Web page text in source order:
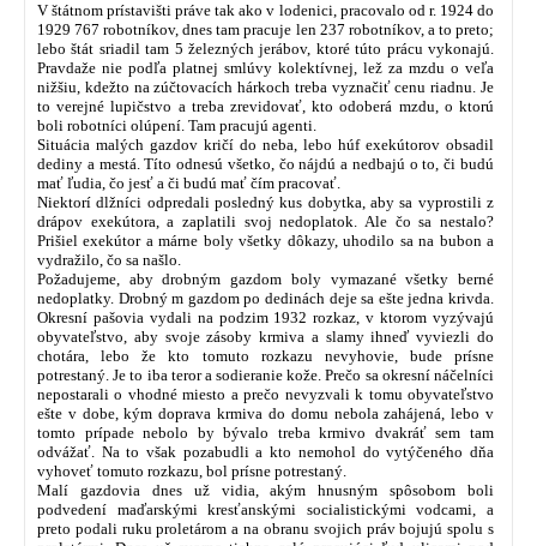
V štátnom prístavišti práve tak ako v lodenici, pracovalo od r. 1924 do
1929 767 robotníkov, dnes tam pracuje len 237 robotníkov, a to preto;
lebo štát sriadil tam 5 železných jerábov, ktoré túto prácu vykonajú.
Pravdaže nie podľa platnej smlúvy kolektívnej, lež za mzdu o veľa
nižšiu, kdežto na zúčtovacích hárkoch treba vyznačiť cenu riadnu. Je
to verejné lupičstvo a treba zrevidovať, kto odoberá mzdu, o ktorú
boli robotníci olúpení. Tam pracujú agenti.
Situácia malých gazdov kričí do neba, lebo húf exekútorov obsadil
dediny a mestá. Títo odnesú všetko, čo nájdú a nedbajú o to, či budú
mať ľudia, čo jesť a či budú mať čím pracovať.
Niektorí dlžníci odpredali posledný kus dobytka, aby sa vyprostili z
drápov exekútora, a zaplatili svoj nedoplatok. Ale čo sa nestalo?
Prišiel exekútor a márne boly všetky dôkazy, uhodilo sa na bubon a
vydražilo, čo sa našlo.
Požadujeme, aby drobným gazdom boly vymazané všetky berné
nedoplatky. Drobný m gazdom po dedinách deje sa ešte jedna krivda.
Okresní pašovia vydali na podzim 1932 rozkaz, v ktorom vyzývajú
obyvateľstvo, aby svoje zásoby krmiva a slamy ihneď vyviezli do
chotára, lebo že kto tomuto rozkazu nevyhovie, bude prísne
potrestaný. Je to iba teror a sodieranie kože. Prečo sa okresní náčelníci
nepostarali o vhodné miesto a prečo nevyzvali k tomu obyvateľstvo
ešte v dobe, kým doprava krmiva do domu nebola zahájená, lebo v
tomto prípade nebolo by bývalo treba krmivo dvakráť sem tam
odvážať. Na to však pozabudli a kto nemohol do vytýčeného dňa
vyhoveť tomuto rozkazu, bol prísne potrestaný.
Malí gazdovia dnes už vidia, akým hnusným spôsobom boli
podvedení maďarskými kresťanskými socialistickými vodcami, a
preto podali ruku proletárom a na obranu svojich práv bojujú spolu s